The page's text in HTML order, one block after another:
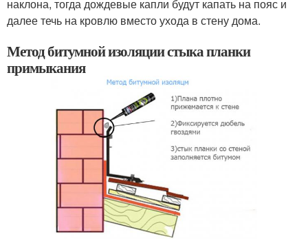
наклона, тогда дождевые капли будут капать на пояс и
далее течь на кровлю вместо ухода в стену дома.
Метод битумной изоляции стыка планки
примыкания